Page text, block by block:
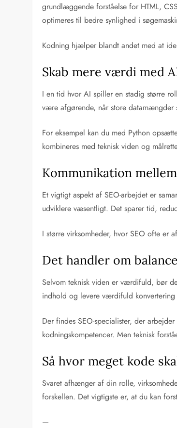
grundlæggende forståelse for HTML,
optimeres til bedre synlighed i
Kodning hjælper blandt andet med at
Skab mere værdi med
I en tid hvor AI spiller en stadig større
være afgørende, når store datamængder
For eksempel kan du med Python
kombineres med teknisk viden og
Kommunikation
Et vigtigt aspekt af SEO-arbejdet er
udviklere væsentligt. Det sparer tid,
I større virksomheder, hvor SEO ofte er
Det handler om
Selvom teknisk viden er værdifuld, bør
indhold og levere værdifuld
Der findes SEO-specialister, der
kodningskompetencer. Men teknisk
Så hvor meget kode
Svaret afhænger af din rolle,
forskellen. Det vigtigste er, at du kan
—